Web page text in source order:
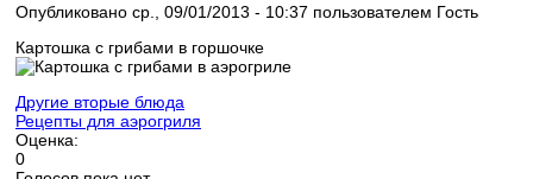
Опубликовано ср., 09/01/2013 - 10:37 пользователем Гость
Картошка с грибами в горшочке
Другие вторые блюда
Рецепты для аэрогриля
Оценка:
0